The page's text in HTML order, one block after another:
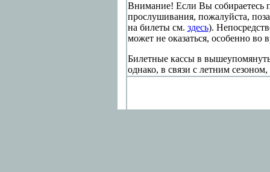
Внимание! Если Вы собираетесь
прослушивания, пожалуйста,
на билеты см. здесь).
может не оказаться, особенно во
Билетные кассы в
однако, в связи с летним